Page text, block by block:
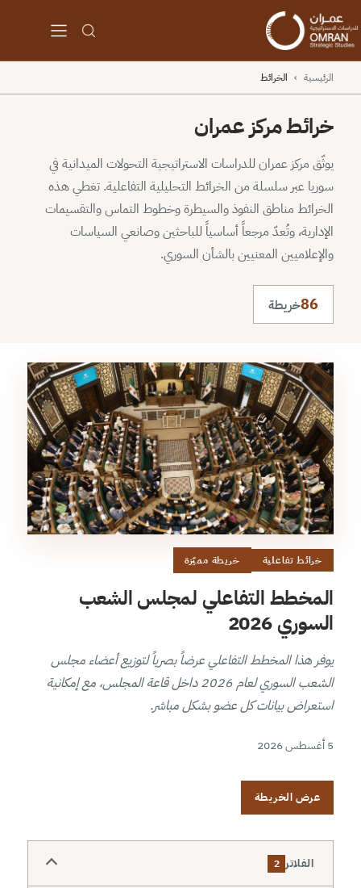
الرئيسية › الخرائط
خرائط مركز عمران
يوثّق مركز عمران للدراسات الاستراتيجية التحولات الميدانية في
سوريا عبر سلسلة من الخرائط التحليلية التفاعلية. تغطي هذه
الخرائط مناطق النفوذ والسيطرة وخطوط التماس والتقسيمات
الإدارية، وتُعدّ مرجعاً أساسياً للباحثين وصانعي السياسات
والإعلاميين المعنيين بالشأن السوري.
86خريطة
خرائط تفاعلية خريطة مميّزة
المخطط التفاعلي لمجلس الشعب
السوري 2026
يوفر هذا المخطط التفاعلي عرضاً بصرياً لتوزيع أعضاء مجلس
الشعب السوري لعام 2026 داخل قاعة المجلس، مع إمكانية
استعراض بيانات كل عضو بشكل مباشر.
5 أغسطس 2026
عرض الخريطة
الفلاتر 2